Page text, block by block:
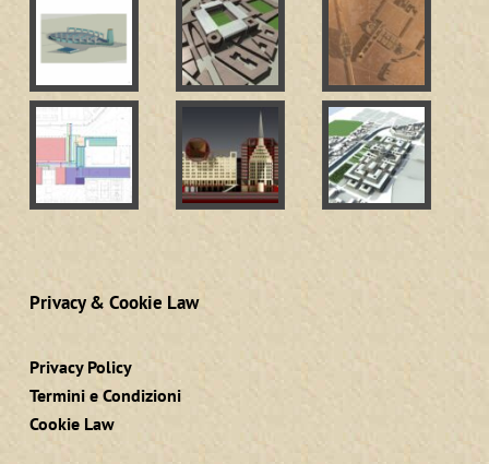
Privacy & Cookie Law
Privacy Policy
Termini e Condizioni
Cookie Law